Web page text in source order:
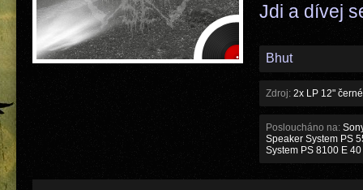
Jdi a dívej
Bhut
Zdroj: 2x LP 12"
Posloucháno na:
Speaker System PS
System PS 8100 E 40